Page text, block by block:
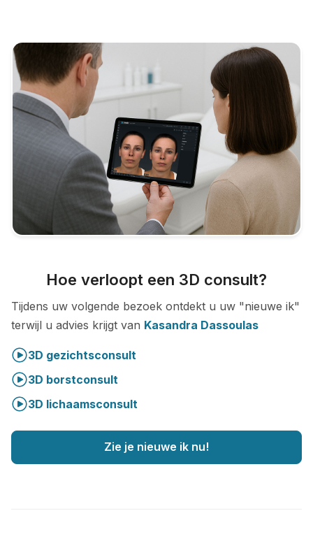
Hoe verloopt een 3D consult?
Tijdens uw volgende bezoek ontdekt u uw "nieuwe ik"
terwijl u advies krijgt van Kasandra Dassoulas
3D gezichtsconsult
3D borstconsult
3D lichaamsconsult
Zie je nieuwe ik nu!